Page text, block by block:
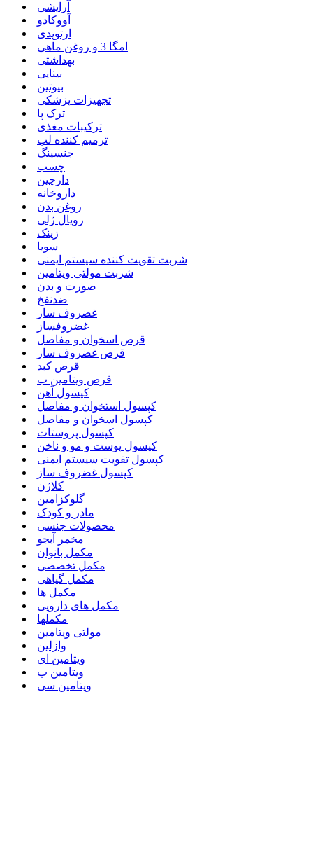
آرایشی
آووکادو
ارتوپدی
امگا 3 و روغن ماهی
بهداشتی
بینایی
بیوتین
تجهیزات پزشکی
ترک پا
ترکیبات مغذی
ترمیم کننده لب
جنسینگ
چسب
دارچین
داروخانه
روغن بدن
رویال ژلی
زینک
سویا
شربت تقویت کننده سیستم ایمنی
شربت مولتی ویتامین
صورت و بدن
ضدنفخ
غضروف ساز
غضروفساز
قرص اسخوان و مفاصل
قرص غضروف ساز
قرص کبد
قرص ویتامین ب
کپسول آهن
کپسول استخوان و مفاصل
کپسول اسخوان و مفاصل
کپسول پروستات
کپسول پوست و مو و ناخن
کپسول تقویت سیستم ایمنی
کپسول غضروف ساز
کلاژن
گلوکزامین
مادر و کودک
محصولات جنسی
مخمر آبجو
مکمل بانوان
مکمل تخصصی
مکمل گیاهی
مکمل ها
مکمل های دارویی
مکملها
مولتی ویتامین
وازلین
ویتامین ای
ویتامین ب
ویتامین سی